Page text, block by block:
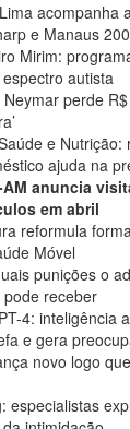
acompanha
e Manaus
Mirim:
autista
Neymar perde
e
ajuda na
AM anuncia
em abril
reformula
Móvel
punições o
receber
4: inteligência
e gera
novo logo
especialistas